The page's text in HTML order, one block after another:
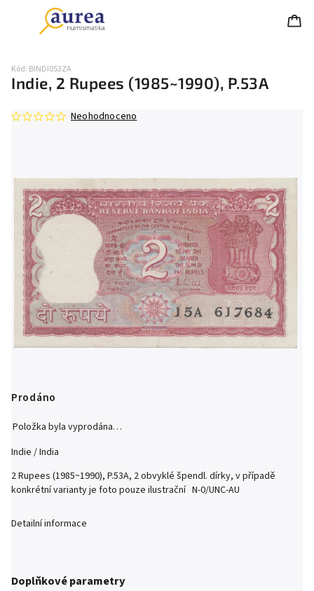
Indie, 2 Rupees (1985~1990), P.53A
Kód: BINDI053ZA
Neohodnoceno
Prodáno
Položka byla vyprodána…
Indie / India
2 Rupees (1985~1990), P.53A, 2 obvyklé špendl. dírky, v případě
konkrétní varianty je foto pouze ilustrační N-0/UNC-AU
Detailní informace
Doplňkové parametry